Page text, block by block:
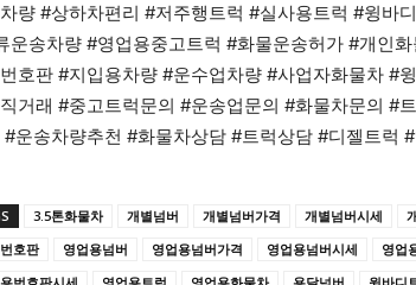
량 #상하차편리 #저주행트럭 #실사용트럭 #윙바
운송차량 #영업용중고트럭 #화물운송허가 #개인
호판 #지입용차량 #운수업차량 #사업자화물차 #
거래 #중고트럭문의 #운송업문의 #화물차문의 #
#운송차량추천 #화물차상담 #트럭상담 #디젤트럭
3.5톤화물차 개별넘버 개별넘버가격 개별넘버시세
호판
영업용넘버 영업용넘버가격 영업용넘버시세 영업